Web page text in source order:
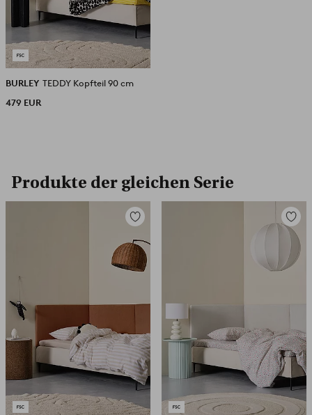
BURLEY TEDDY Kopfteil 90 cm
479 EUR
Produkte der gleichen Serie
Zu
hinzufügen
Zu